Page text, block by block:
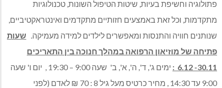
פתולוגיה וחשיפת בעיות, שיטות הטיפול השונות, טכנולוגיות
מתקדמות, וכל זאת באמצעים חזותיים מתקדמים ואינטראקטיביים,
שנותנים חוויה והתנסות ומאפשרים לילדים למידה מעמיקה. שעות
פתיחה של מוזיאון הרפואה במהלך חנוכה בין התאריכים
30.11- 6.12 :
ימים ג', ד', ה', א', ב' שעה 9:00 – 19:30 , יום ו' שעה
9:00 עד 14:30 , מחיר כרטיס מעל גיל 8 : 70 ₪ לאדם (לפני